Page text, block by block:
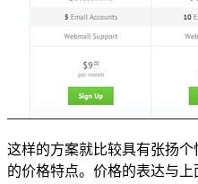
这样的方案就比较具有张扬
的价格特点。价格的表达与上